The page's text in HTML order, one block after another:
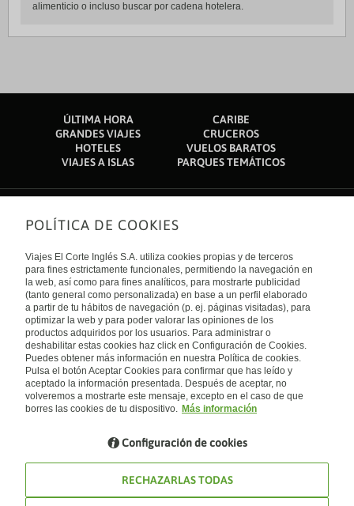
alimenticio o incluso buscar por cadena hotelera.
ÚLTIMA HORA
CARIBE
GRANDES VIAJES
CRUCEROS
HOTELES
VUELOS BARATOS
VIAJES A ISLAS
PARQUES TEMÁTICOS
Sobre nosotros
Quiénes somos
Financiación
Sostenibilidad
Turismo accesible
Tarjeta El Corte Inglés
Trabaja con nosotros
El Corte Inglés
Canal Ético
Enlaces de interés
Guías de viaje
Catálogos
Auto check-in
Condiciones Generales
Política de privacidad
Política de cookies
Accesibilidad
Empresas/ Grupos
Internacional
España
Visita nuestro blog
Blog de Viajes el Corte inglés
POLÍTICA DE COOKIES
Viajes El Corte Inglés S.A. utiliza cookies propias y de terceros
para fines estrictamente funcionales, permitiendo la navegación en
la web, así como para fines analíticos, para mostrarte publicidad
(tanto general como personalizada) en base a un perfil elaborado
a partir de tu hábitos de navegación (p. ej. páginas visitadas), para
optimizar la web y para poder valorar las opiniones de los
productos adquiridos por los usuarios. Para administrar o
deshabilitar estas cookies haz click en Configuración de Cookies.
Puedes obtener más información en nuestra Política de cookies.
Pulsa el botón Aceptar Cookies para confirmar que has leído y
aceptado la información presentada. Después de aceptar, no
volveremos a mostrarte este mensaje, excepto en el caso de que
borres las cookies de tu dispositivo. Más información
Configuración de cookies
RECHAZARLAS TODAS